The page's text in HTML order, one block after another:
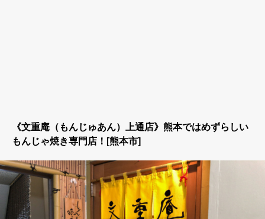
《文重庵（もんじゅあん）上通店》熊本ではめずらしい
もんじゃ焼き専門店！[熊本市]